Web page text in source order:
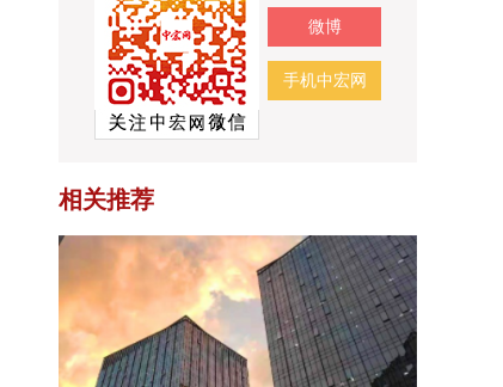
微博
手机中宏网
相关推荐